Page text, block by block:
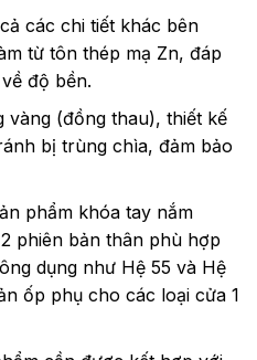
các chi tiết khác bên
từ tôn thép mạ Zn, đáp
độ bền.
vàng (đồng thau), thiết kế
bị trùng chìa, đảm bảo
phẩm khóa tay nắm
phiên bản thân phù hợp
dụng như Hệ 55 và Hệ
ốp phụ cho các loại cửa 1